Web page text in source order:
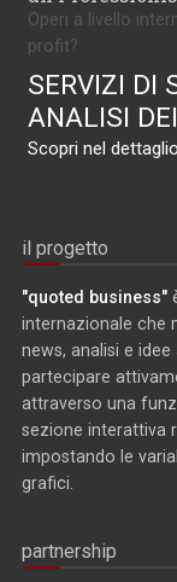
Operi a livello
profit?
SERVIZI DI
ANALISI
Scopri nel
il progetto
"quoted business"
internazionale che
news, analisi e
partecipare
attraverso una
sezione interattiva
impostando le
grafici.
partnership